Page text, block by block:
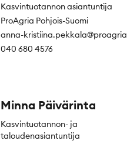
Kasvintuotannon asiantuntija
ProAgria Pohjois-Suomi
anna-
040 680 4576
Minna Päivärinta
Kasvintuotannon- ja
taloudenasiantuntija